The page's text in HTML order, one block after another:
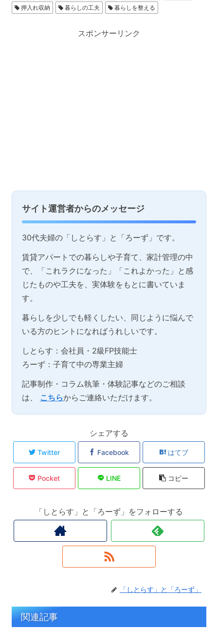
押入れ収納
暮らしの工夫 暮らしを整える
スポンサーリンク
サイト運営者からのメッセージ
30代夫婦の「しとらす」と「ろーず」です。
賃貸アパートでの暮らしや子育て、家計管理の中
で、「これラクになった」「これよかった」と感
じたものや工夫を、実体験をもとに書いていま
す。
暮らしを少しでも軽くしたい、同じように悩んで
いる方のヒントになればうれしいです。
しとらす：会社員・2級FP技能士
ろーず：子育て中の専業主婦
記事制作・コラム執筆・体験記事などのご相談
は、 こちらからご連絡いただけます。
シェアする
Twitter Facebook はてブ
Pocket LINE コピー
「しとらす」と「ろーず」をフォローする
「しとらす」と「ろーず」
関連記事